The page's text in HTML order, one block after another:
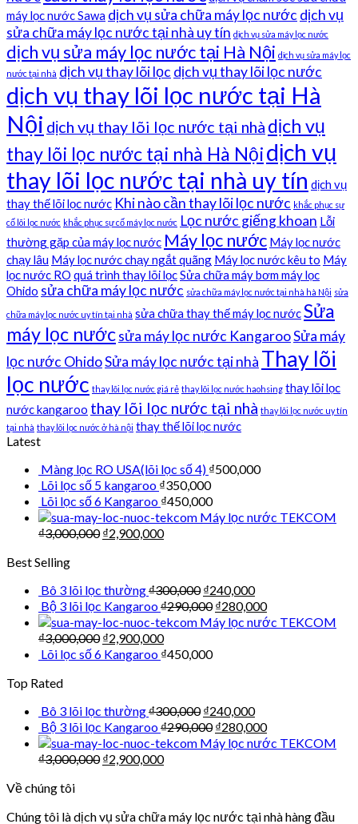
máy lọc nước Sawa dịch vụ sửa chữa máy lọc nước dịch vụ
sửa chữa máy lọc nước tại nhà uy tín dịch vụ sửa máy lọc nước
dịch vụ sửa máy lọc nước tại Hà Nội dịch vụ sửa máy lọc
nước tại nhà dịch vụ thay lõi lọc dịch vụ thay lõi lọc nước
dịch vụ thay lõi lọc nước tại Hà
Nội dịch vụ thay lõi lọc nước tại nhà dịch vụ
thay lõi lọc nước tại nhà Hà Nộidịch vụ
thay lõi lọc nước tại nhà uy tín dịch vụ
thay thế lõi lọc nước Khi nào cần thay lõi lọc nước khắc phục sự
cố lõi lọc nước khắc phục sự cố máy lọc nước Lọc nước giếng khoan Lỗi
thường gặp của máy lọc nước Máy lọc nước Máy lọc nước
chạy lâu Máy lọc nước chạy ngắt quãng Máy lọc nước kêu to Máy
lọc nước RO quá trình thay lõi lọcSửa chữa máy bơm máy lọc
Ohido sửa chữa máy lọc nước sửa chữa máy lọc nước tại nhà hà Nội sửa
chữa máy lọc nước uy tín tại nhà sửa chữa thay thế máy lọc nướcSửa
máy lọc nướcsửa máy lọc nước KangarooSửa máy
lọc nước OhidoSửa máy lọc nước tại nhà Thay lõi
lọc nước thay lõi lọc nước giá rẻ thay lõi lọc nước haohsing thay lõi lọc
nước kangaroo thay lõi lọc nước tại nhà thay lõi lọc nước uy tín
tại nhà thay lõi lọc nước ở hà nội thay thế lõi lọc nước
Latest
Màng lọc RO USA(lõi lọc số 4) ₫500,000
Lõi lọc số 5 kangaroo ₫350,000
Lõi lọc số 6 Kangaroo ₫450,000
Máy lọc nước TEKCOM
₫3,000,000 ₫2,900,000
Best Selling
Bô 3 lõi lọc thường₫300,000 ₫240,000
Bộ 3 lõi lọc Kangaroo₫290,000 ₫280,000
Máy lọc nước TEKCOM
₫3,000,000 ₫2,900,000
Lõi lọc số 6 Kangaroo ₫450,000
Top Rated
Bô 3 lõi lọc thường₫300,000 ₫240,000
Bộ 3 lõi lọc Kangaroo₫290,000 ₫280,000
Máy lọc nước TEKCOM
₫3,000,000 ₫2,900,000
Về chúng tôi
Chúng tôi là dịch vụ sửa chữa máy lọc nước tại nhà hàng đầu